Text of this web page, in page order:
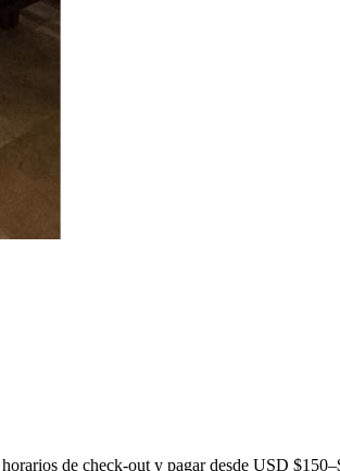
de check-out y pagar desde USD